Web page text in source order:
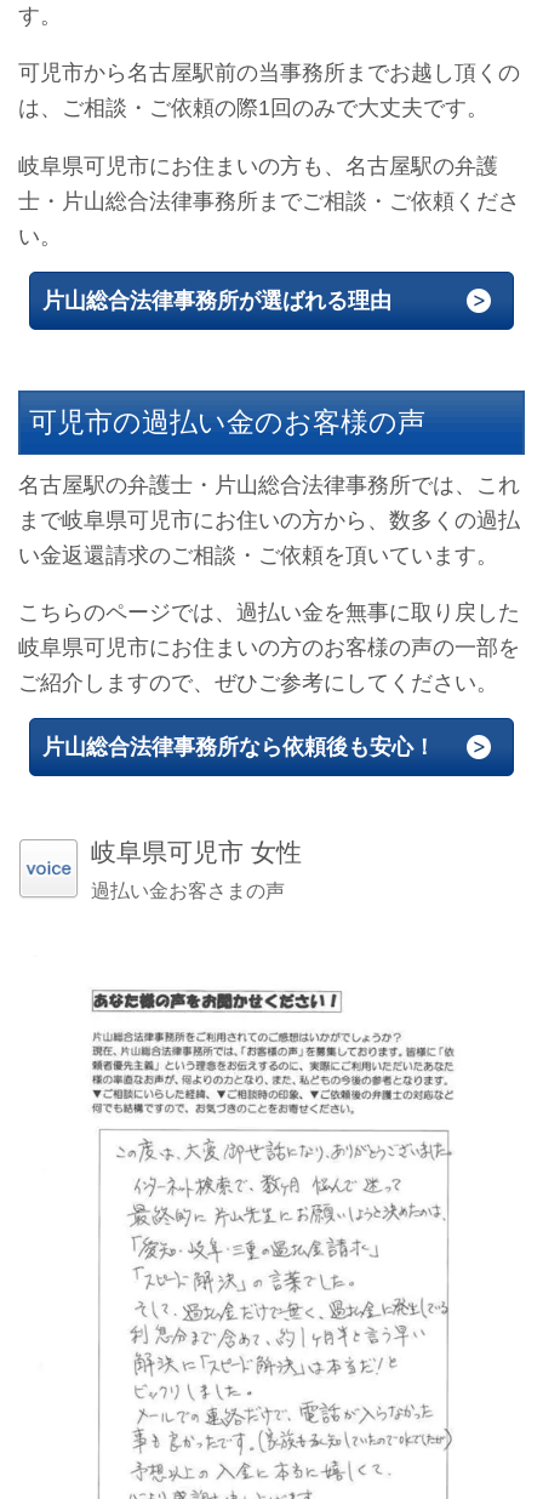
す。
可児市から名古屋駅前の当事務所までお越し頂くの
は、ご相談・ご依頼の際1回のみで大丈夫です。
岐阜県可児市にお住まいの方も、名古屋駅の弁護
士・片山総合法律事務所までご相談・ご依頼くださ
い。
片山総合法律事務所が選ばれる理由
可児市の過払い金のお客様の声
名古屋駅の弁護士・片山総合法律事務所では、これ
まで岐阜県可児市にお住いの方から、数多くの過払
い金返還請求のご相談・ご依頼を頂いています。
こちらのページでは、過払い金を無事に取り戻した
岐阜県可児市にお住まいの方のお客様の声の一部を
ご紹介しますので、ぜひご参考にしてください。
片山総合法律事務所なら依頼後も安心！
岐阜県可児市 女性
過払い金お客さまの声